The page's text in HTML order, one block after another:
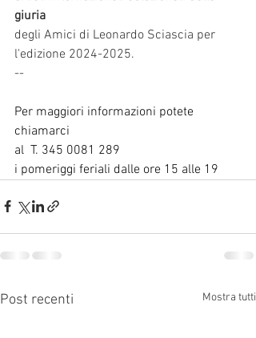
giuria
degli Amici di Leonardo Sciascia per
l'edizione 2024-2025.
--
Per maggiori informazioni potete
chiamarci
al  T. 345 0081 289
i pomeriggi feriali dalle ore 15 alle 19
Post recenti Mostra tutti